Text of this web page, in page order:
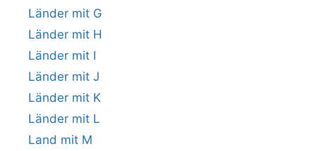
Länder mit G
Länder mit H
Länder mit I
Länder mit J
Länder mit K
Länder mit L
Land mit M